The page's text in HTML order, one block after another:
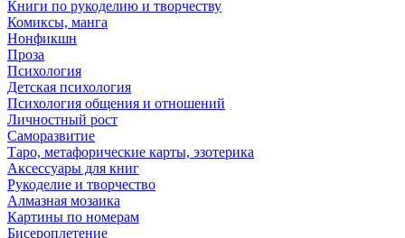
Книги по рукоделию и творчеству
Комиксы, манга
Нонфикшн
Проза
Психология
Детская психология
Психология общения и отношений
Личностный рост
Саморазвитие
Таро, метафорические карты, эзотерика
Аксессуары для книг
Рукоделие и творчество
Алмазная мозаика
Картины по номерам
Бисероплетение